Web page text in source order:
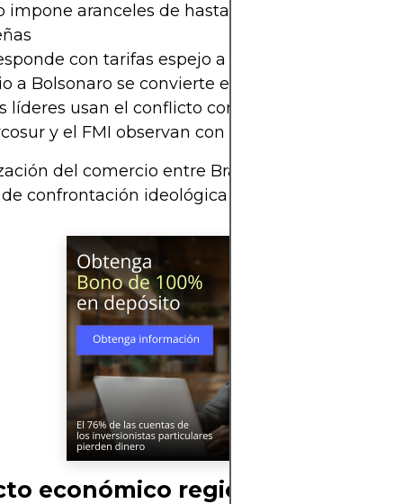
impone aranceles de hasta el 35% a
con tarifas espejo a sectores clave de EE.
a Bolsonaro se convierte en detonante
líderes usan el conflicto como narrativa de
y el FMI observan con preocupación
del comercio entre Brasil y EE. UU. marca
confrontación ideológica con consecuencias
económico regional y global